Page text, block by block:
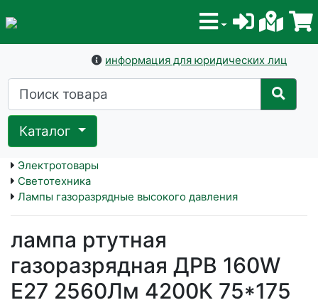
информация для юридических лиц
Каталог
Электротовары
Светотехника
Лампы газоразрядные высокого давления
лампа ртутная
газоразрядная ДРВ 160W
E27 2560Лм 4200К 75*175